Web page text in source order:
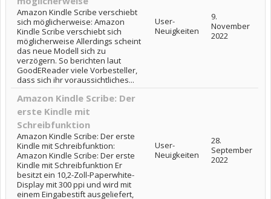
Amazon Kindle Scribe verschiebt
sich möglicherweise: Amazon
Kindle Scribe verschiebt sich
möglicherweise Allerdings scheint
das neue Modell sich zu
verzögern. So berichten laut
GoodEReader viele Vorbesteller,
dass sich ihr voraussichtliches...
User-
Neuigkeiten
9.
November
2022
Amazon Kindle Scribe: Der
erste Kindle mit
Schreibfunktion
Amazon Kindle Scribe: Der erste
Kindle mit Schreibfunktion:
Amazon Kindle Scribe: Der erste
Kindle mit Schreibfunktion Er
besitzt ein 10,2-Zoll-Paperwhite-
Display mit 300 ppi und wird mit
einem Eingabestift ausgeliefert,
User-
Neuigkeiten
28.
September
2022